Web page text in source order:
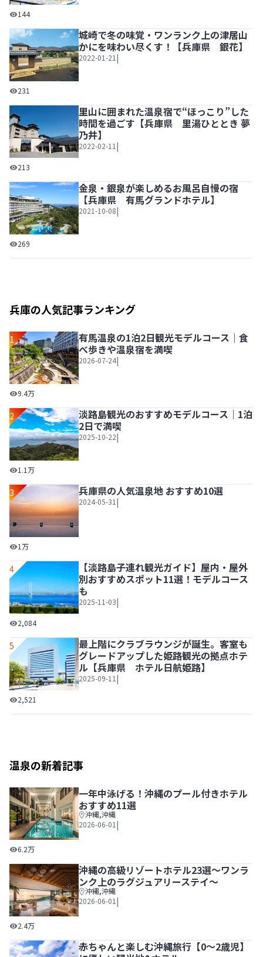
ハーバーで、山上から…港町・神戸を楽しむスポット紹介
144
城崎で冬の味覚・ワンランク上の津居山かにを味わい尽く
231
城崎で冬の味覚・ワンランク上の津居山
かにを味わい尽くす！【兵庫県 銀花】
2022-01-21 |
里山に囲まれた温泉宿で“ほっこり”した時間を過ごす【
213
里山に囲まれた温泉宿で“ほっこり”した
時間を過ごす【兵庫県 里湯ひととき 夢
乃井】
2022-02-11 |
金泉・銀泉が楽しめるお風呂自慢の宿【兵庫県 有馬グラ
269
金泉・銀泉が楽しめるお風呂自慢の宿
【兵庫県 有馬グランドホテル】
2021-10-08|
兵庫の人気記事ランキング
1
有馬温泉の1泊2日観光モデルコース｜食べ歩きや温泉宿を
9.4万
有馬温泉の1泊2日観光モデルコース｜食
べ歩きや温泉宿を満喫
2026-07-24|
2
淡路島観光のおすすめモデルコース｜1泊2日で満喫
1.1万
淡路島観光のおすすめモデルコース｜1泊
2日で満喫
2025-10-22|
3
兵庫県の人気温泉地 おすすめ10選
1万
兵庫県の人気温泉地 おすすめ10選
2024-05-31 |
4
【淡路島子連れ観光ガイド】屋内・屋外別おすすめスポッ
2,084
【淡路島子連れ観光ガイド】屋内・屋外
別おすすめスポット11選！モデルコース
も
2025-11-03|
5
最上階にクラブラウンジが誕生。客室もグレードアップ
2,521
最上階にクラブラウンジが誕生。客室も
グレードアップした姫路観光の拠点ホテ
ル【兵庫県 ホテル日航姫路】
2025-09-11 |
温泉の新着記事
一年中泳げる！沖縄のプール付きホテルおすすめ11選
6.2万
一年中泳げる！沖縄のプール付きホテル
おすすめ11選
沖縄,沖縄
2026-06-01 |
沖縄の高級リゾートホテル23選～ワンランク上のラグジュ
2.4万
沖縄の高級リゾートホテル23選～ワンラ
ンク上のラグジュアリーステイ～
沖縄,沖縄
2026-06-01 |
赤ちゃんと楽しむ沖縄旅行【0～2歳児】